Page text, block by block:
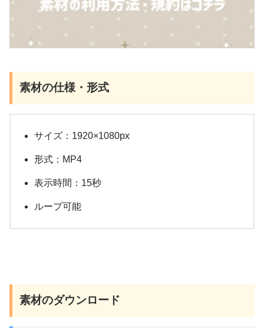
素材の仕様・形式
サイズ：1920×1080px
形式：MP4
表示時間：15秒
ループ可能
素材のダウンロード